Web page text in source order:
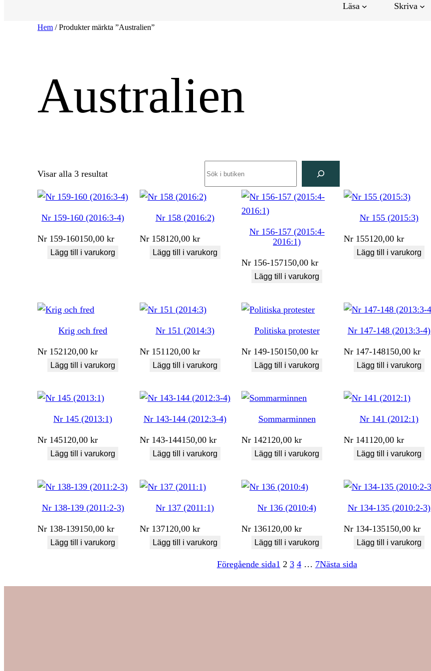
Läsa Skriva
Hem / Produkter märkta ”Australien”
Australien
Visar alla 3 resultatSortera
senaste
Nr 159-160 (2016:3-4)
Nr 159-160150,00kr
Lägg till i varukorg
Nr 158 (2016:2)
Nr 158120,00 kr
Lägg till i varukorg
Nr 156-157 (2015:4-
2016:1)
Nr 156-157150,00kr
Lägg till i varukorg
Nr 155 (2015:3)
Nr 155120,00 kr
Lägg till i varukorg
Krig och fred
Nr 152120,00kr
Lägg till i varukorg
Nr 151 (2014:3)
Nr 151 120,00 kr
Lägg till i varukorg
Politiska protester
Nr 149-150150,00kr
Lägg till i varukorg
Nr 147-148 (2013:3-4)
Nr 147-148150,00 kr
Lägg till i varukorg
Nr 145 (2013:1)
Nr 145120,00kr
Lägg till i varukorg
Nr 143-144 (2012:3-4)
Nr 143-144150,00 kr
Lägg till i varukorg
Sommarminnen
Nr 142120,00kr
Lägg till i varukorg
Nr 141 (2012:1)
Nr 141120,00 kr
Lägg till i varukorg
Nr 138-139 (2011:2-3)
Nr 138-139150,00kr
Lägg till i varukorg
Nr 137 (2011:1)
Nr 137120,00 kr
Lägg till i varukorg
Nr 136 (2010:4)
Nr 136120,00kr
Lägg till i varukorg
Nr 134-135 (2010:2-3)
Nr 134-135150,00 kr
Lägg till i varukorg
Föregående sida1 2 3 4 … 7Nästa sida